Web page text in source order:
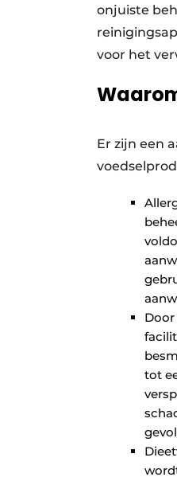
onjuiste
voor het
Er zijn een
tot